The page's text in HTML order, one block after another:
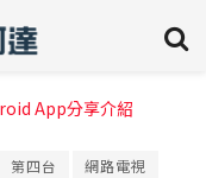
App分享介紹
第四台 網路電視